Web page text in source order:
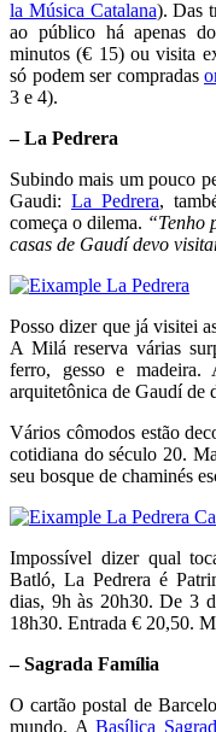
la Música Catalana). Das
ao público há apenas
minutos (€ 15) ou visita
só podem ser compradas
3 e 4).
– La Pedrera
Subindo mais um pouco
Gaudi: La Pedrera,
começa o dilema. “Tenho
casas de Gaudí devo
Posso dizer que já visitei
A Milá reserva várias
ferro, gesso e madeira.
arquitetônica de Gaudí de
Vários cômodos estão
cotidiana do século 20.
seu bosque de chaminés
Impossível dizer qual
Batló, La Pedrera é
dias, 9h às 20h30. De 3
18h30. Entrada € 20,50.
– Sagrada Família
O cartão postal de
mundo. ABasílica